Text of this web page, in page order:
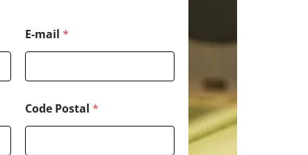
E-mail *
Code Postal *